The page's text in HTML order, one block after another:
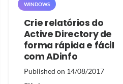
WINDOWS
Crie relatórios do
Active Directory de
forma rápida e fácil
com ADinfo
Published on 14/08/2017